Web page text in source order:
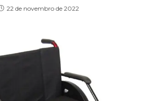
22 de novembro de 2022